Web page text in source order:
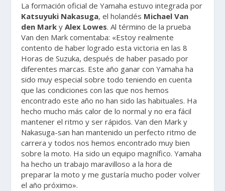
La formación oficial de Yamaha estuvo integrada por
Katsuyuki Nakasuga, el holandés Michael Van
den Mark yAlex Lowes. Al término de la prueba
Van den Mark comentaba: «Estoy realmente
contento de haber logrado esta victoria en las 8
Horas de Suzuka, después de haber pasado por
diferentes marcas. Este año ganar con Yamaha ha
sido muy especial sobre todo teniendo en cuenta
que las condiciones con las que nos hemos
encontrado este año no han sido las habituales. Ha
hecho mucho más calor de lo normal y no era fácil
mantener el ritmo y ser rápidos. Van den Mark y
Nakasuga-san han mantenido un perfecto ritmo de
carrera y todos nos hemos encontrado muy bien
sobre la moto. Ha sido un equipo magnífico. Yamaha
ha hecho un trabajo maravilloso a la hora de
preparar la moto y me gustaría mucho poder volver
el año próximo».